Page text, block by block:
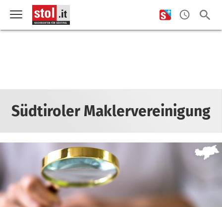
Südtiroler Maklervereinigung